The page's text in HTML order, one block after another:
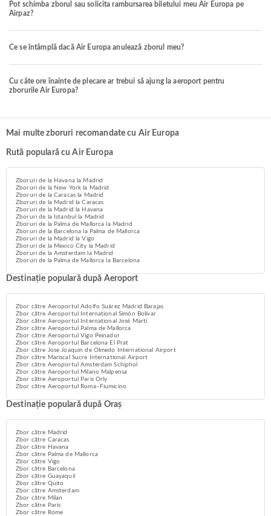
Pot schimba zborul sau solicita rambursarea biletului meu Air Europa pe
Airpaz?
Ce se întâmplă dacă Air Europa anulează zborul meu?
Cu câte ore înainte de plecare ar trebui să ajung la aeroport pentru
zborurile Air Europa?
Mai multe zboruri recomandate cu Air Europa
Rută populară cu Air Europa
Zboruri de la Havana la Madrid
Zboruri de la New York la Madrid
Zboruri de la Caracas la Madrid
Zboruri de la Madrid la Caracas
Zboruri de la Madrid la Havana
Zboruri de la Istanbul la Madrid
Zboruri de la Palma de Mallorca la Madrid
Zboruri de la Barcelona la Palma de Mallorca
Zboruri de la Madrid la Vigo
Zboruri de la Mexico City la Madrid
Zboruri de la Amsterdam la Madrid
Zboruri de la Palma de Mallorca la Barcelona
Destinație populară după Aeroport
Zbor către Aeroportul Adolfo Suárez Madrid Barajas
Zbor către Aeroportul Internațional Simón Bolívar
Zbor către Aeroportul Internațional José Martí
Zbor către Aeroportul Palma de Mallorca
Zbor către Aeroportul Vigo Peinador
Zbor către Aeroportul Barcelona El Prat
Zbor către Jose Joaquin de Olmedo International Airport
Zbor către Mariscal Sucre International Airport
Zbor către Aeroportul Amsterdam Schiphol
Zbor către Aeroportul Milano Malpensa
Zbor către Aeroportul Paris Orly
Zbor către Aeroportul Roma–Fiumicino
Destinație populară după Oraș
Zbor către Madrid
Zbor către Caracas
Zbor către Havana
Zbor către Palma de Mallorca
Zbor către Vigo
Zbor către Barcelona
Zbor către Guayaquil
Zbor către Quito
Zbor către Amsterdam
Zbor către Milan
Zbor către Paris
Zbor către Rome